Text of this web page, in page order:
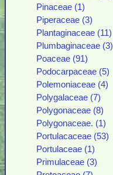
Pinaceae (1)
Piperaceae (3)
Plantaginaceae (11)
Plumbaginaceae (3)
Poaceae (91)
Podocarpaceae (5)
Polemoniaceae (4)
Polygalaceae (7)
Polygonaceae (8)
Polygonaceae. (1)
Portulacaceae (53)
Portulaceae (1)
Primulaceae (3)